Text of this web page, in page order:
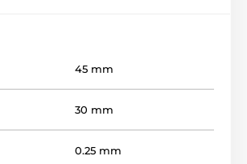
45 mm
30 mm
0.25 mm